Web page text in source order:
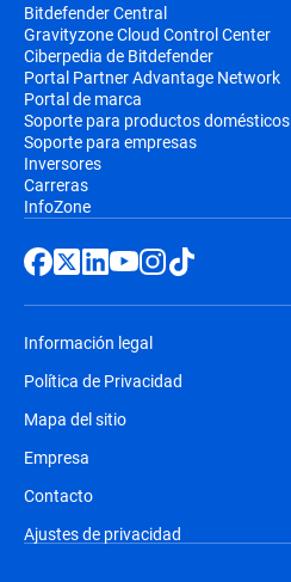
Bitdefender Central
Gravityzone Cloud Control Center
Ciberpedia de Bitdefender
Portal Partner Advantage Network
Portal de marca
Soporte para productos domésticos
Soporte para empresas
Inversores
Carreras
InfoZone
Información legal
Política de Privacidad
Mapa del sitio
Empresa
Contacto
Ajustes de privacidad